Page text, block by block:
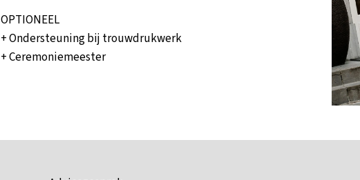
OPTIONEEL
+ Ondersteuning bij trouwdrukwerk
+ Ceremoniemeester